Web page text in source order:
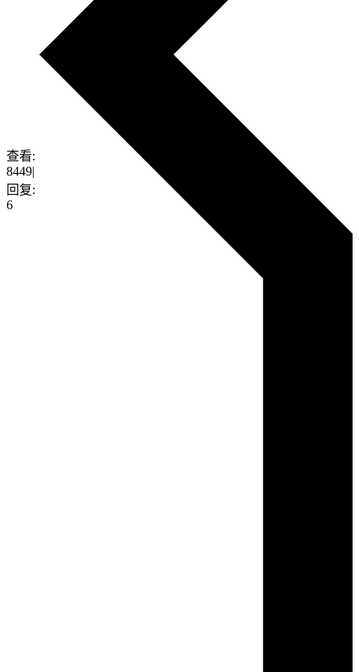
查看:
8449|
回复:
6